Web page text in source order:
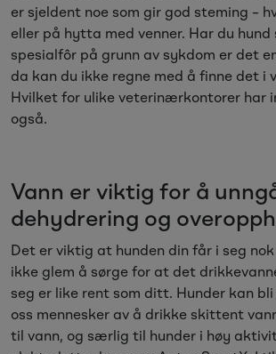
er sjeldent noe som gir god steming –
eller på hytta med venner. Har du hund
spesialfôr på grunn av sykdom er det
da kan du ikke regne med å finne det i
Hvilket for ulike veterinærkontorer har
også.
Vann er viktig for å
dehydrering og
Det er viktig at hunden din får i seg
ikke glem å sørge for at det
seg er like rent som ditt. Hunder kan
oss mennesker av å drikke skittent
til vann, og særlig til hunder i høy